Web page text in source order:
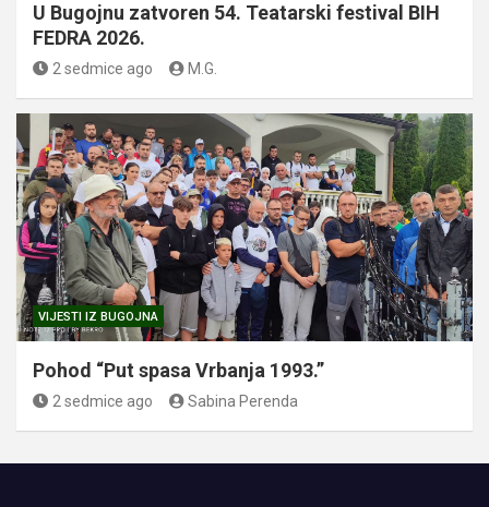
U Bugojnu zatvoren 54. Teatarski festival BIH
FEDRA 2026.
2 sedmice ago M.G.
VIJESTI IZ BUGOJNA
Pohod “Put spasa Vrbanja 1993.”
2 sedmice ago Sabina Perenda